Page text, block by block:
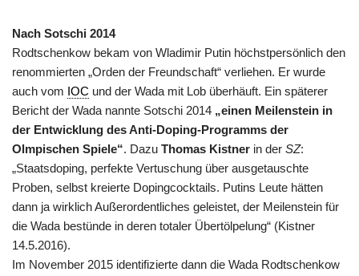
Nach Sotschi 2014
Rodtschenkow bekam von Wladimir Putin höchstpersönlich den
renommierten „Orden der Freundschaft“ verliehen. Er wurde
auch vom IOC und der Wada mit Lob überhäuft. Ein späterer
Bericht der Wada nannte Sotschi 2014 „einen Meilenstein in
der Entwicklung des Anti-Doping-Programms der
Olmpischen Spiele“. Dazu Thomas Kistner in der SZ:
„Staatsdoping, perfekte Vertuschung über ausgetauschte
Proben, selbst kreierte Dopingcocktails. Putins Leute hätten
dann ja wirklich Außerordentliches geleistet, der Meilenstein für
die Wada bestünde in deren totaler Übertölpelung“ (Kistner
14.5.2016).
Im November 2015 identifizierte dann die Wada Rodtschenkow